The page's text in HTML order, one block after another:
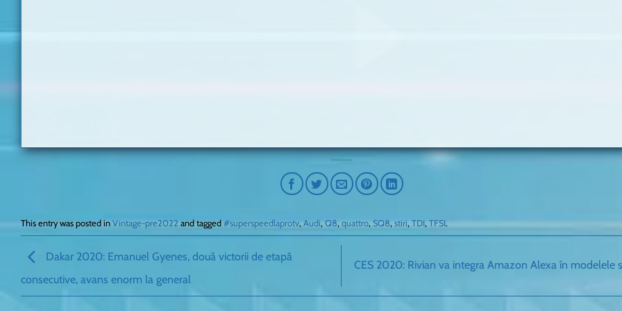
This entry was posted in Vintage-pre2022and tagged#superspeedlaprotv,Audi,Q8,quattro,SQ8,stiri,TDI,TFSI.
Dakar 2020: Emanuel Gyenes, două victorii de etapă
consecutive, avans enorm la general
CES 2020: Rivian va integra Amazon Alexa în modelele